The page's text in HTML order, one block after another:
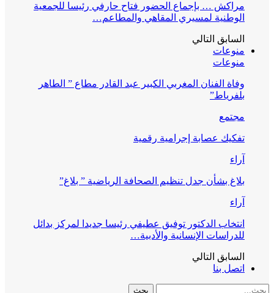
مراكش … بإجماع الحضور فتاح حارفي رئيسا للجمعية
الوطنية لمسيري المقاهي والمطاعم…
السابق التالي
منوعات
منوعات
وفاة الفنان المغربي الكبير عبد القادر مطاع ” الطاهر
بلفرياط”
مجتمع
تفكيك عصابة إجرامية رقمية
آراء
بلاغ بشأن جدل تنظيم الصحافة الرياضية ” بلاغ”
آراء
انتخاب الدكتور توفيق عطيفي رئيسا جديدا لمركز بدائل
للدراسات الإنسانية والأدبية…
السابق التالي
اتصل بنا